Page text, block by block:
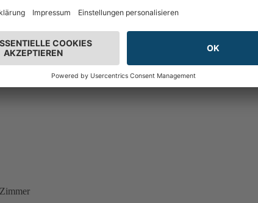
Angebot der Woche